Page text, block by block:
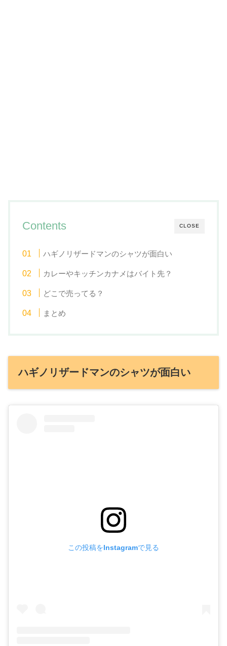
CLOSE
Contents
ハギノリザードマンのシャツが面白い
カレーやキッチンカナメはバイト先？
どこで売ってる？
まとめ
ハギノリザードマンのシャツが面白い
この投稿をInstagramで見る